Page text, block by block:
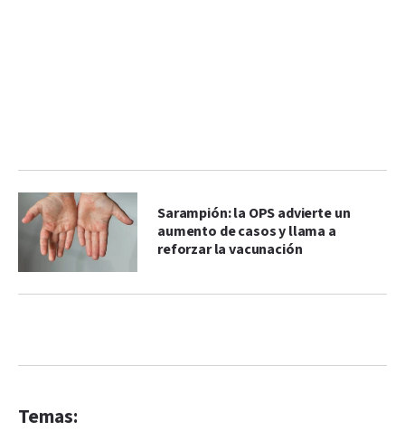
Sarampión: la OPS advierte un
aumento de casos y llama a
reforzar la vacunación
Temas: